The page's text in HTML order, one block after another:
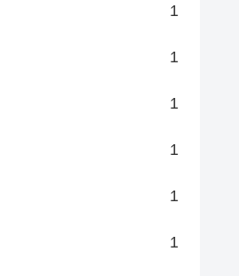
1
1
1
1
1
1